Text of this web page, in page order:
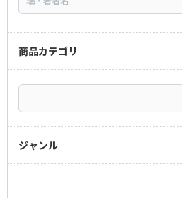
商品カテゴリ
ジャンル